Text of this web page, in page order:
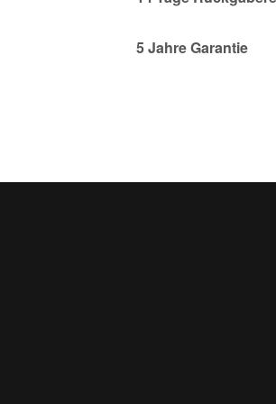
5 Jahre Garantie